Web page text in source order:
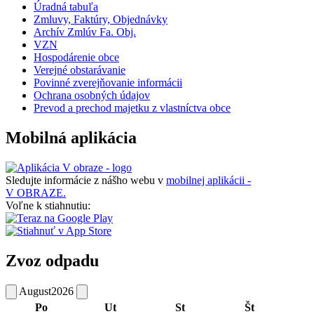
Úradná tabuľa
Zmluvy, Faktúry, Objednávky
Archív Zmlúv Fa. Obj.
VZN
Hospodárenie obce
Verejné obstarávanie
Povinné zverejňovanie informácii
Ochrana osobných údajov
Prevod a prechod majetku z vlastníctva obce
Mobilná aplikácia
Sledujte informácie z nášho webu v mobilnej aplikácii -
V OBRAZE.
Voľne k stiahnutiu:
Zvoz odpadu
August2026
Po
Ut St Št